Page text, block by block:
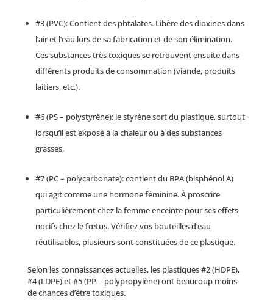
#3 (PVC): Contient des phtalates. Libère des dioxines dans
l’air et l’eau lors de sa fabrication et de son élimination.
Ces substances très toxiques se retrouvent ensuite dans
différents produits de consommation (viande, produits
laitiers, etc.).
#6 (PS – polystyrène): le styrène sort du plastique, surtout
lorsqu’il est exposé à la chaleur ou à des substances
grasses.
#7 (PC – polycarbonate): contient du BPA (bisphénol A)
qui agit comme une hormone féminine. À proscrire
particulièrement chez la femme enceinte pour ses effets
nocifs chez le fœtus. Vérifiez vos bouteilles d’eau
réutilisables, plusieurs sont constituées de ce plastique.
Selon les connaissances actuelles, les plastiques #2 (HDPE),
#4 (LDPE) et #5 (PP – polypropylène) ont beaucoup moins
de chances d’être toxiques.